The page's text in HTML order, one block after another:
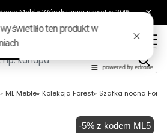
ML Meble Kolekcja Forest Szafka nocna
-5% z kodem ML5